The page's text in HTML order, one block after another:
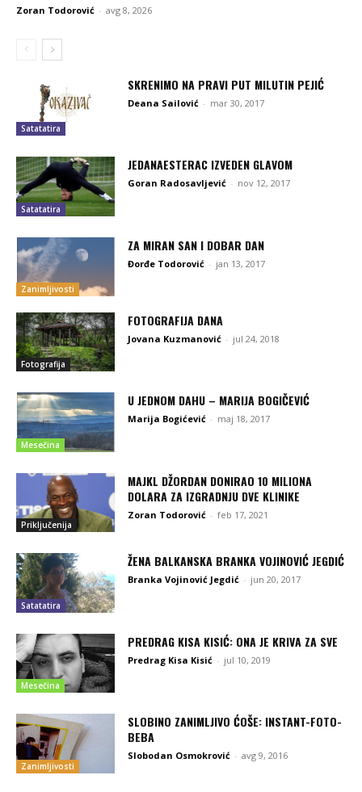
Zoran Todorović - avg 8, 2026
Satatatira
SKRENIMO NA PRAVI PUT MILUTIN PEJIĆ
Deana Sailović - mar 30, 2017
Satatatira
JEDANAESTERAC IZVEDEN GLAVOM
Goran Radosavljević - nov 12, 2017
Zanimljivosti
ZA MIRAN SAN I DOBAR DAN
Đorđe Todorović - jan 13, 2017
Fotografija
FOTOGRAFIJA DANA
Jovana Kuzmanović - jul 24, 2018
Mesečina
U JEDNOM DAHU – MARIJA BOGIČEVIĆ
Marija Bogićević - maj 18, 2017
Priključenija
MAJKL DŽORDAN DONIRAO 10 MILIONA
DOLARA ZA IZGRADNJU DVE KLINIKE
Zoran Todorović - feb 17, 2021
Satatatira
ŽENA BALKANSKA BRANKA VOJINOVIĆ JEGDIĆ
Branka Vojinović Jegdić - jun 20, 2017
Mesečina
PREDRAG KISA KISIĆ: ONA JE KRIVA ZA SVE
Predrag Kisa Kisić - jul 10, 2019
Zanimljivosti
SLOBINO ZANIMLJIVO ĆOŠE: INSTANT-FOTO-
BEBA
Slobodan Osmokrović - avg 9, 2016